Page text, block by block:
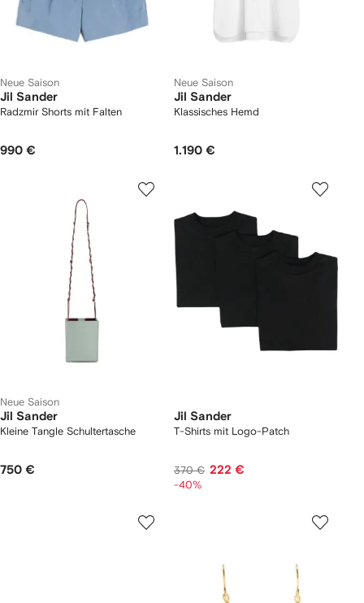
Neue Saison
Jil Sander
Radzmir Shorts mit Falten
990 €
Neue Saison
Jil Sander
Klassisches Hemd
1.190 €
Neue Saison
Jil Sander
Kleine Tangle Schultertasche
750 €
Jil Sander
T-Shirts mit Logo-Patch
370 € 222 €
-40%